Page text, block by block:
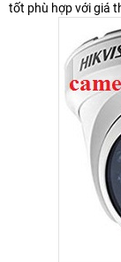
tốt phù hợp với giá